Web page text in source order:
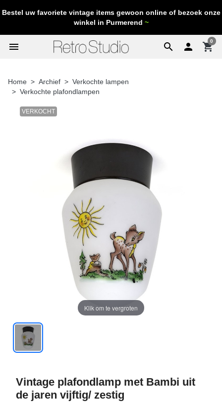
Bestel uw favoriete vintage items gewoon online of bezoek onze
winkel in Purmerend ~
search
menu  shopping_cart
0
Home Archief
Verkochte lampen
Verkochte plafondlampen
VERKOCHT
Klik om te vergroten
Vintage plafondlamp met Bambi uit
de jaren vijftig/ zestig